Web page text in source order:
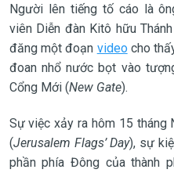
Người lên tiếng tố cáo là
viên Diễn đàn Kitô hữu
đăng một đoạn videocho
đoan nhổ nước bọt vào
Cổng Mới (New Gate).
Sự việc xảy ra hôm 15 tháng
(Jerusalem Flags’ Day), sự
phần phía Đông của thành